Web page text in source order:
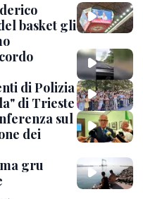
basket gli
di Polizia
di Trieste
sul
dei
gru